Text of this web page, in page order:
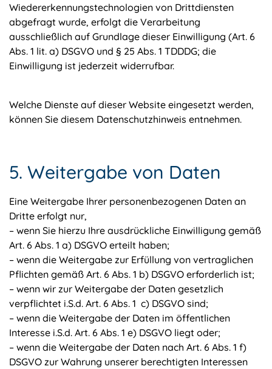
Wiedererkennungstechnologien von Drittdiensten
abgefragt wurde, erfolgt die Verarbeitung
ausschließlich auf Grundlage dieser Einwilligung (Art. 6
Abs. 1 lit. a) DSGVO und § 25 Abs. 1 TDDDG; die
Einwilligung ist jederzeit widerrufbar.
Welche Dienste auf dieser Website eingesetzt werden,
können Sie diesem Datenschutzhinweis entnehmen.
5. Weitergabe von Daten
Eine Weitergabe Ihrer personenbezogenen Daten an
Dritte erfolgt nur,
– wenn Sie hierzu Ihre ausdrückliche Einwilligung gemäß
Art. 6 Abs. 1 a) DSGVO erteilt haben;
– wenn die Weitergabe zur Erfüllung von vertraglichen
Pflichten gemäß Art. 6 Abs. 1 b) DSGVO erforderlich ist;
– wenn wir zur Weitergabe der Daten gesetzlich
verpflichtet i.S.d. Art. 6 Abs. 1 c) DSGVO sind;
– wenn die Weitergabe der Daten im öffentlichen
Interesse i.S.d. Art. 6 Abs. 1 e) DSGVO liegt oder;
– wenn die Weitergabe der Daten nach Art. 6 Abs. 1 f)
DSGVO zur Wahrung unserer berechtigten Interessen